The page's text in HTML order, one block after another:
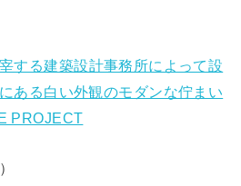
する建築設計事務所によって設
ある白い外観のモダンな佇まい
PROJECT